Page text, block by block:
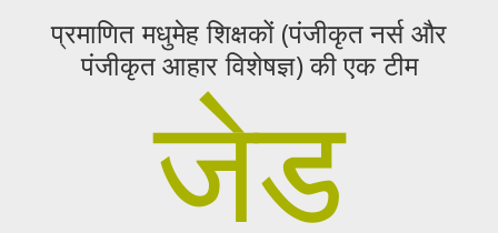
प्रमाणित मधुमेह शिक्षकों (पंजीकृत नर्स और
पंजीकृत आहार विशेषज्ञ) की एक टीम
जेड